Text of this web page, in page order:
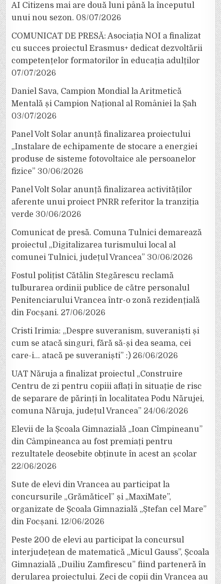
AI Citizens mai are două luni până la începutul
unui nou sezon. 08/07/2026
COMUNICAT DE PRESĂ: Asociația NOI a finalizat
cu succes proiectul Erasmus+ dedicat dezvoltării
competențelor formatorilor în educația adulților
07/07/2026
Daniel Sava, Campion Mondial la Aritmetică
Mentală și Campion Național al României la Șah
03/07/2026
Panel Volt Solar anunță finalizarea proiectului
„Instalare de echipamente de stocare a energiei
produse de sisteme fotovoltaice ale persoanelor
fizice” 30/06/2026
Panel Volt Solar anunță finalizarea activităților
aferente unui proiect PNRR referitor la tranziția
verde 30/06/2026
Comunicat de presă. Comuna Tulnici demarează
proiectul „Digitalizarea turismului local al
comunei Tulnici, județul Vrancea” 30/06/2026
Fostul polițist Cătălin Stegărescu reclamă
tulburarea ordinii publice de către personalul
Penitenciarului Vrancea într-o zonă rezidențială
din Focșani. 27/06/2026
Cristi Irimia: „Despre suveranism, suveraniști și
cum se atacă singuri, fără să-și dea seama, cei
care-i… atacă pe suveraniști” :) 26/06/2026
UAT Năruja a finalizat proiectul „Construire
Centru de zi pentru copiii aflați în situație de risc
de separare de părinți în localitatea Podu Nărujei,
comuna Năruja, județul Vrancea” 24/06/2026
Elevii de la Școala Gimnazială „Ioan Cîmpineanu”
din Câmpineanca au fost premiați pentru
rezultatele deosebite obținute în acest an școlar
22/06/2026
Sute de elevi din Vrancea au participat la
concursurile „Grămăticel” și „MaxiMate”,
organizate de Școala Gimnazială „Ștefan cel Mare”
din Focșani. 12/06/2026
Peste 200 de elevi au participat la concursul
interjudețean de matematică „Micul Gauss”, Școala
Gimnazială „Duiliu Zamfirescu” fiind parteneră în
derularea proiectului. Zeci de copii din Vrancea au